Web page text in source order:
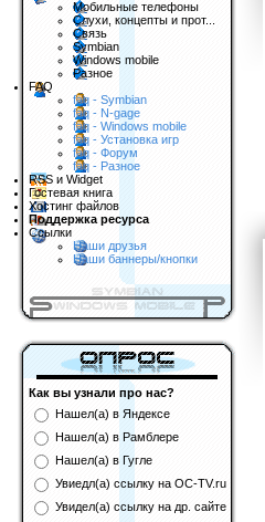
Мобильные телефоны
Слухи, концепты и прот...
Связь
Symbian
Windows mobile
Разное
FAQ
faq - Symbian
faq - N-gage
faq - Windows mobile
faq - Установка игр
faq - Форум
faq - Разное
RSS и Widget
Гостевая книга
Хостинг файлов
Поддержка ресурса
Ссылки
Наши друзья
Наши баннеры/кнопки
Как вы узнали про нас?
Нашел(а) в Яндексе
Нашел(а) в Рамблере
Нашел(а) в Гугле
Увиедл(а) ссылку на OC-TV.ru
Увидел(а) ссылку на др. сайте